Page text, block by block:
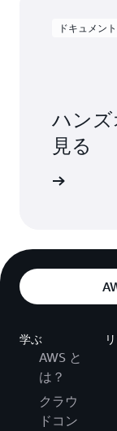
ドキュメント
ハン
見る
学ぶ
AWS と
は？
クラウ
ドコン